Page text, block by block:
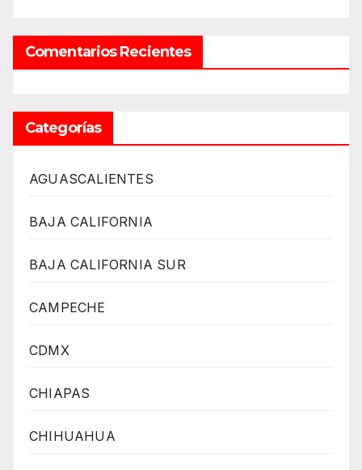
Comentarios Recientes
Categorías
AGUASCALIENTES
BAJA CALIFORNIA
BAJA CALIFORNIA SUR
CAMPECHE
CDMX
CHIAPAS
CHIHUAHUA